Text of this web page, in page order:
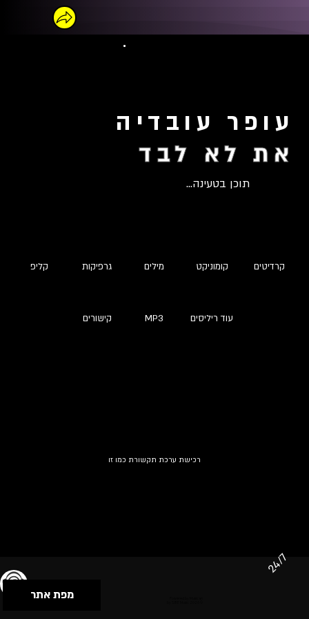
עופר עובדיה
את לא לבד
תוכן בטעינה...
קליפ גרפיקות מילים קומוניקט קרדיטים
קישורים MP3 עוד ריליסים
רכישת ערכת תקשורת כמו זו
מפת אתר
24/7